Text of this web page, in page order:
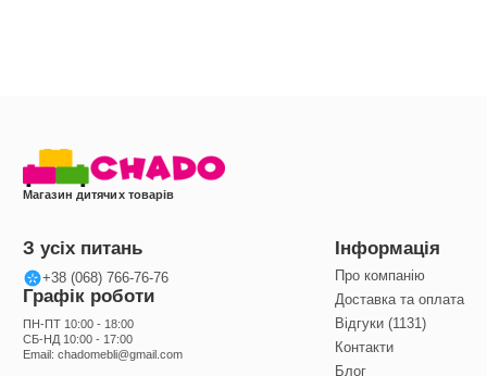
Магазин дитячих товарів
З усіх питань
+38 (068) 766-76-76
Графік роботи
ПН-ПТ 10:00 - 18:00
СБ-НД 10:00 - 17:00
Email: chadomebli@gmail.com
Інформація
Про компанію
Доставка та оплата
Відгуки (1131)
Контакти
Блог